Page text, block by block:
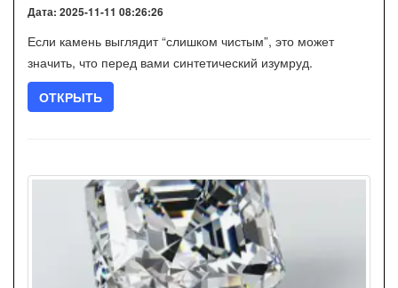
Дата: 2025-11-11 08:26:26
Если камень выглядит “слишком чистым”, это может
значить, что перед вами синтетический изумруд.
ОТКРЫТЬ